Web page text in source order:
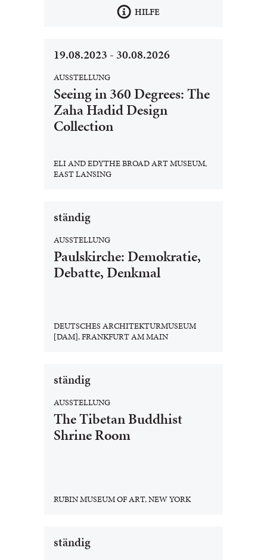
HILFE
19.08.2023 - 30.08.2026
AUSSTELLUNG
Seeing in 360 Degrees: The
Zaha Hadid Design
Collection
ELI AND EDYTHE BROAD ART MUSEUM,
EAST LANSING
ständig
AUSSTELLUNG
Paulskirche: Demokratie,
Debatte, Denkmal
DEUTSCHES ARCHITEKTURMUSEUM
[DAM], FRANKFURT AM MAIN
ständig
AUSSTELLUNG
The Tibetan Buddhist
Shrine Room
RUBIN MUSEUM OF ART, NEW YORK
ständig